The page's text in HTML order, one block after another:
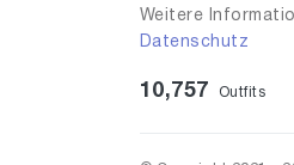
40
Weitere
Datenschutz
10,757 Outfits